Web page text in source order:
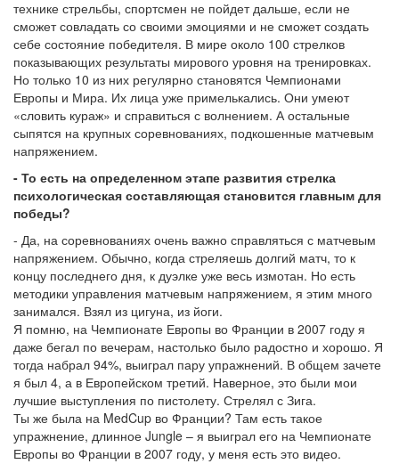
технике стрельбы, спортсмен не пойдет дальше, если не
сможет совладать со своими эмоциями и не сможет создать
себе состояние победителя. В мире около 100 стрелков
показывающих результаты мирового уровня на тренировках.
Но только 10 из них регулярно становятся Чемпионами
Европы и Мира. Их лица уже примелькались. Они умеют
«словить кураж» и справиться с волнением. А остальные
сыпятся на крупных соревнованиях, подкошенные матчевым
напряжением.
- То есть на определенном этапе развития стрелка
психологическая составляющая становится главным для
победы?
- Да, на соревнованиях очень важно справляться с матчевым
напряжением. Обычно, когда стреляешь долгий матч, то к
концу последнего дня, к дуэлке уже весь измотан. Но есть
методики управления матчевым напряжением, я этим много
занимался. Взял из цигуна, из йоги.
Я помню, на Чемпионате Европы во Франции в 2007 году я
даже бегал по вечерам, настолько было радостно и хорошо. Я
тогда набрал 94%, выиграл пару упражнений. В общем зачете
я был 4, а в Европейском третий. Наверное, это были мои
лучшие выступления по пистолету. Стрелял с Зига.
Ты же была на MedCup во Франции? Там есть такое
упражнение, длинное Jungle – я выиграл его на Чемпионате
Европы во Франции в 2007 году, у меня есть это видео.